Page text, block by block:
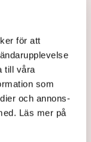
för att
till våra
som
och annons-
Läs mer på